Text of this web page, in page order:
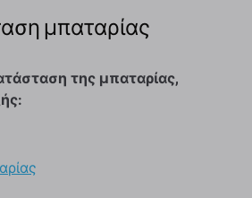
μπαταρίας
της μπαταρίας,